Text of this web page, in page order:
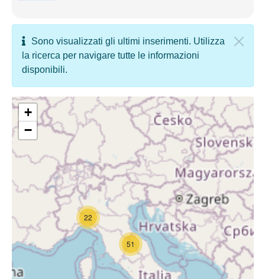
Sono visualizzati gli ultimi inserimenti. Utilizza
la ricerca per navigare tutte le informazioni
disponibili.
22
51
+
−